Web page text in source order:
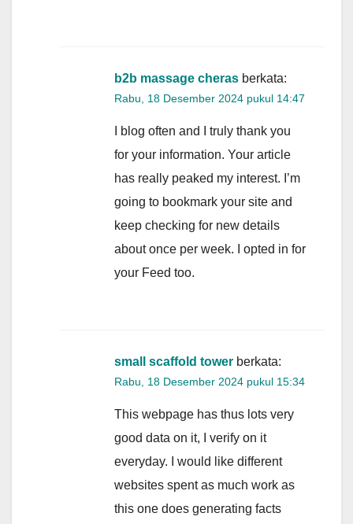
b2b massage cheras berkata:
Rabu, 18 Desember 2024 pukul 14:47
I blog often and I truly thank you
for your information. Your article
has really peaked my interest. I’m
going to bookmark your site and
keep checking for new details
about once per week. I opted in for
your Feed too.
small scaffold tower berkata:
Rabu, 18 Desember 2024 pukul 15:34
This webpage has thus lots very
good data on it, I verify on it
everyday. I would like different
websites spent as much work as
this one does generating facts